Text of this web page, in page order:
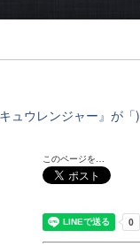
ュウレンジャー』が「)
このページを…